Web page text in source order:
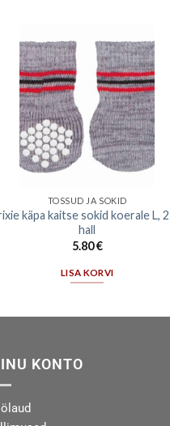
TOSSUD JA SOKID
käpa kaitse sokid koerale L,
hall
5.80€
LISA KORVI
KONTO